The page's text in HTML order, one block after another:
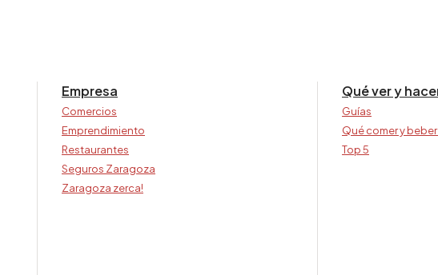
Empresa
Comercios
Emprendimiento
Restaurantes
Seguros Zaragoza
Zaragoza zerca!
Qué ver y
Guías
Qué comer y
Top 5